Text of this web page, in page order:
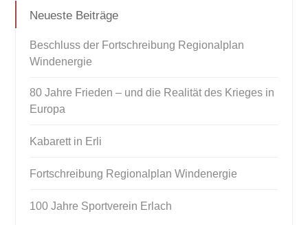
Neueste Beiträge
Beschluss der Fortschreibung Regionalplan
Windenergie
80 Jahre Frieden – und die Realität des Krieges in
Europa
Kabarett in Erli
Fortschreibung Regionalplan Windenergie
100 Jahre Sportverein Erlach